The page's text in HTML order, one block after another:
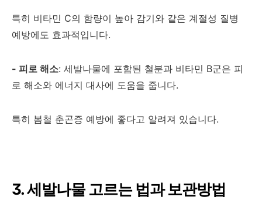
특히 비타민 C의 함량이 높아 감기와 같은 계절성 질병
예방에도 효과적입니다.
- 피로 해소: 세발나물에 포함된 철분과 비타민 B군은 피
로 해소와 에너지 대사에 도움을 줍니다.
특히 봄철 춘곤증 예방에 좋다고 알려져 있습니다.
3. 세발나물 고르는 법과 보관방법